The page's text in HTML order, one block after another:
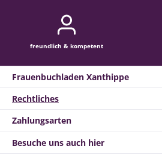
freundlich & kompetent
Rechtliches
Zahlungsarten
Besuche uns auch hier
Frauenbuchladen Xanthippe